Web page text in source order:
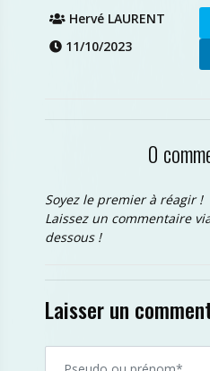
Hervé LAURENT
11/10/2023
0
Soyez le premier à réagir !
Laissez un commentaire
dessous !
Laisser un